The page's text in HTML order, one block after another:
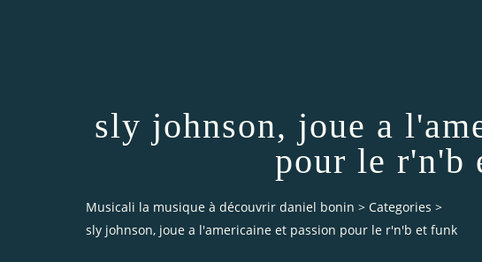
sly johnson, joue a
pour le r'n'b
Musicali la musique à découvrir daniel bonin > Categories >
sly johnson, joue a l'americaine et passion pour le r'n'b et funk